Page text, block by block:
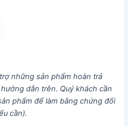
những sản phẩm hoàn trả
dẫn trên. Quý khách cần
phẩm để làm bằng chứng đối
cần).